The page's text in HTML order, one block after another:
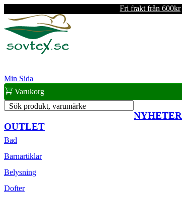
Fri frakt från 600kr
Min Sida
Varukorg
Sök produkt, varumärke
NYHETER
OUTLET
Bad
Barnartiklar
Belysning
Dofter